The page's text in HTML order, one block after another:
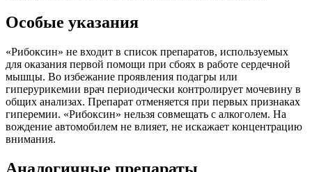
Особые указания
«Рибоксин» не входит в список препаратов, используемых
для оказания первой помощи при сбоях в работе сердечной
мышцы. Во избежание проявления подагры или
гиперурикемии врач периодически контролирует мочевину в
общих анализах. Препарат отменяется при первых признаках
гиперемии. «Рибоксин» нельзя совмещать с алкоголем. На
вождение автомобилем не влияет, не искажает концентрацию
внимания.